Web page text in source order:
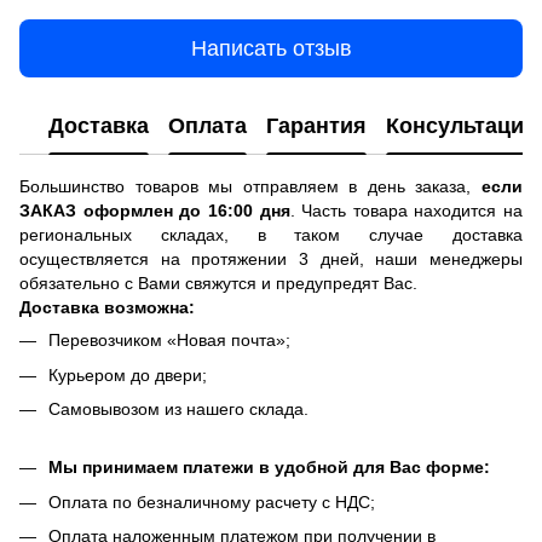
Написать отзыв
Доставка Оплата Гарантия Консультация
Большинство товаров мы отправляем в день заказа, если
ЗАКАЗ оформлен до 16:00 дня. Часть товара находится на
региональных складах, в таком случае доставка
осуществляется на протяжении 3 дней, наши менеджеры
обязательно с Вами свяжутся и предупредят Вас.
Доставка возможна:
Перевозчиком «Новая почта»;
Курьером до двери;
Самовывозом из нашего склада.
Мы принимаем платежи в удобной для Вас форме:
Оплата по безналичному расчету с НДС;
Оплата наложенным платежом при получении в